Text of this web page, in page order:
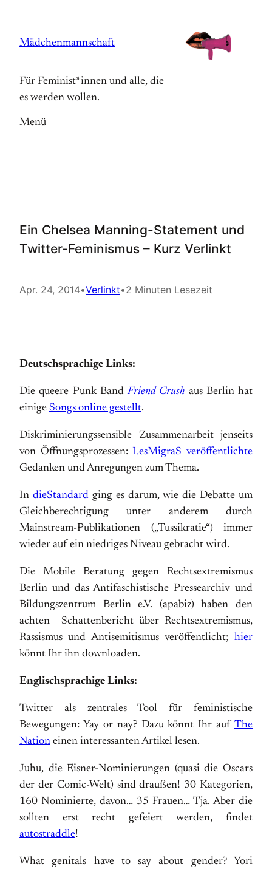
springen
Mädchenmannschaft
Für Feminist*innen und alle, die
es werden wollen.
Menü
Ein Chelsea Manning-Statement und
Twitter-Feminismus – Kurz Verlinkt
Apr. 24, 2014•Verlinkt•2 Minuten Lesezeit
Deutschsprachige Links:
Die queere Punk BandFriend Crush aus Berlin hat
einige Songs online gestellt.
Diskriminierungssensible Zusammenarbeit jenseits
von Öffnungsprozessen: LesMigraS veröffentlichte
Gedanken und Anregungen zum Thema.
In dieStandardging es darum, wie die Debatte um
Gleichberechtigung unter anderem durch
Mainstream-Publikationen („Tussikratie“) immer
wieder auf ein niedriges Niveau gebracht wird.
Die Mobile Beratung gegen Rechtsextremismus
Berlin und das Antifaschistische Pressearchiv und
Bildungszentrum Berlin e.V. (apabiz) haben den
achten Schattenbericht über Rechtsextremismus,
Rassismus und Antisemitismus veröffentlicht; hier
könnt Ihr ihn downloaden.
Englischsprachige Links:
Twitter als zentrales Tool für feministische
Bewegungen: Yay or nay? Dazu könnt Ihr auf The
Nation einen interessanten Artikel lesen.
Juhu, die Eisner-Nominierungen (quasi die Oscars
der der Comic-Welt) sind draußen! 30 Kategorien,
160 Nominierte, davon… 35 Frauen… Tja. Aber die
sollten erst recht gefeiert werden, findet
autostraddle!
What genitals have to say about gender? Yori